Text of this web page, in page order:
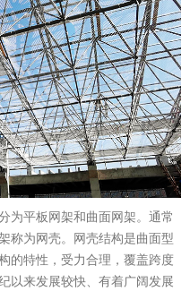
平板网架和曲面网架。通常
称为网壳。网壳结构是曲面型
的特性，受力合理，覆盖跨度
以来发展较快、有着广阔发展